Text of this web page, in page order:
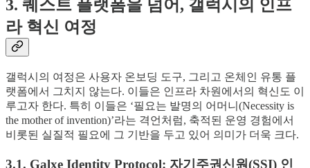
3. 퀘스트 플랫폼을 넘어, 갤럭시의 인프
라 혁신 여정
갤럭시의 여정은 사용자 온보딩 도구, 그리고 온체인 유통 플
랫폼에서 그치지 않는다. 이들은 인프라 차원에서의 혁신도 이
루고자 한다. 특히 이들은 ‘필요는 발명의 어머니(Necessity is
the mother of invention)’라는 격언처럼, 축적된 운영 경험에서
비롯된 실질적 필요에 그 기반을 두고 있어 의미가 더욱 크다.
3.1. Galxe Identity Protocol: 자기주권신원(SSI) 인